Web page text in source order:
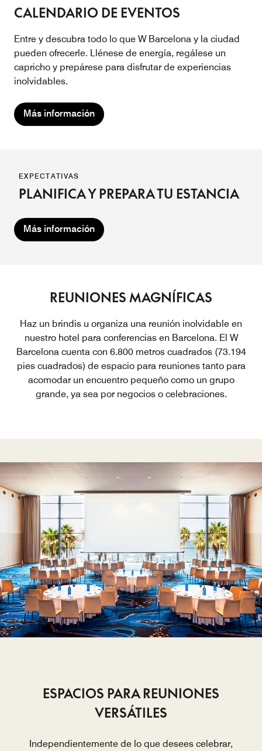
CALENDARIO DE EVENTOS
Entre y descubra todo lo que W Barcelona y la ciudad
pueden ofrecerle. Llénese de energía, regálese un
capricho y prepárese para disfrutar de experiencias
inolvidables.
Más información
EXPECTATIVAS
PLANIFICA Y PREPARA TU ESTANCIA
Más información
REUNIONES MAGNÍFICAS
Haz un brindis u organiza una reunión inolvidable en
nuestro hotel para conferencias en Barcelona. El W
Barcelona cuenta con 6.800 metros cuadrados (73.194
pies cuadrados) de espacio para reuniones tanto para
acomodar un encuentro pequeño como un grupo
grande, ya sea por negocios o celebraciones.
ESPACIOS PARA REUNIONES
VERSÁTILES
Independientemente de lo que desees celebrar,